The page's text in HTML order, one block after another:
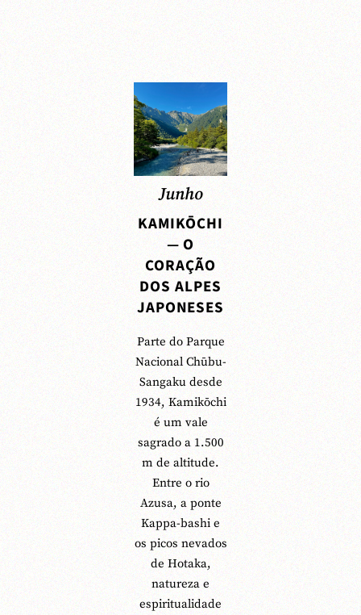
Junho
KAMIKŌCHI
— O
CORAÇÃO
DOS ALPES
JAPONESES
Parte do Parque
Nacional Chūbu-
Sangaku desde
1934, Kamikōchi
é um vale
sagrado a 1.500
m de altitude.
Entre o rio
Azusa, a ponte
Kappa-bashi e
os picos nevados
de Hotaka,
natureza e
espiritualidade